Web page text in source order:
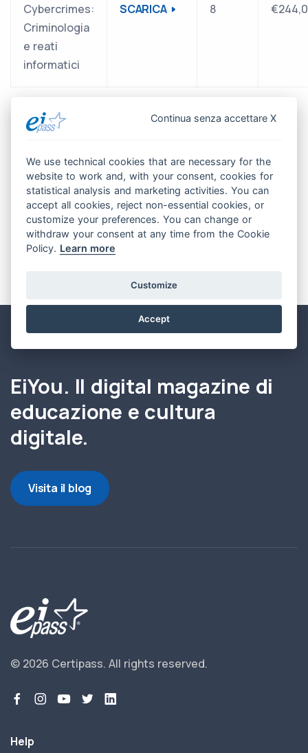
Cybercrimes:
Criminologia
e reati
informatici
SCARICA 8
Scarica
Scarica
la Delibera CNF DPO
Scarica la Delibera CNF Informatica Giuridica
Scaricala Delibera CNF Cybercrimes: Criminologia
e reati informatici
EiYou. Il digital magazine di
educazione e cultura
digitale.
Visita il blog
© 2026 Certipass. All rights reserved.
Help
Continua senza accettare X
We use technical cookies that are necessary for the
website to work and, with your consent, cookies for
statistical analysis and marketing activities. You can
accept all cookies, reject non-essential cookies, or
customize your preferences. You can change or
withdraw your consent at any time from the Cookie
Policy. Learn more
Customize
Accept